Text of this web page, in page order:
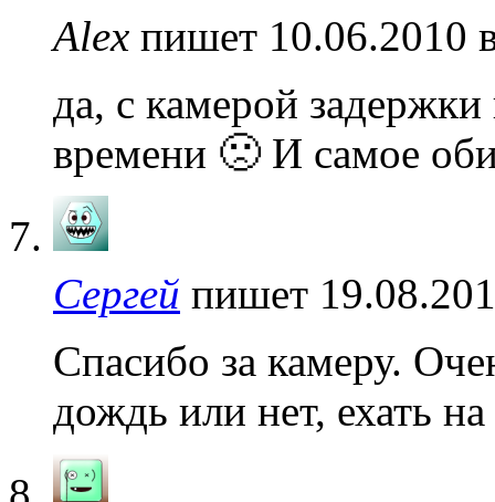
Alex пишет 10.06.2010
да, с камерой задержки
времени 🙁 И самое
Сергей пишет
Спасибо за камеру.
дождь или нет, ехать